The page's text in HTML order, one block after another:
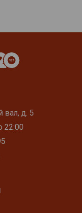
вал, д. 5
22:00